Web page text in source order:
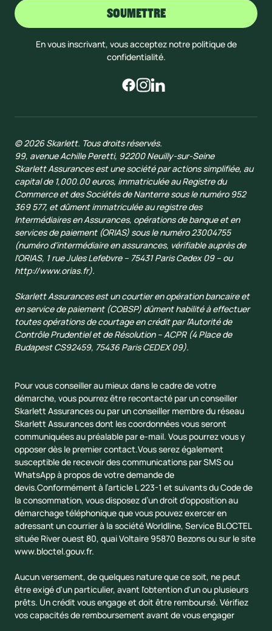
En vous inscrivant, vous acceptez notre politique de
confidentialité.
© 2026 Skarlett. Tous droits réservés.
99, avenue Achille Peretti, 92200 Neuilly-sur-Seine
Skarlett Assurances est une société par actions simplifiée, au
capital de 1,000.00 euros, immatriculée au Registre du
Commerce et des Sociétés de Nanterre sous le numéro 952
369 577, et dûment immatriculée au registre des
Intermédiaires en Assurances, opérations de banque et en
services de paiement (ORIAS) sous le numéro 23004755
(numéro d’intermédiaire en assurances, vérifiable auprès de
l’ORIAS, 1 rue Jules Lefebvre – 75431 Paris Cedex 09 – ou
http://www.orias.fr).
Skarlett Assurances est un courtier en opération bancaire et
en service de paiement (COBSP) dûment habilité à effectuer
toutes opérations de courtage en crédit par l'Autorité de
Contrôle Prudentiel et de Résolution – ACPR (4 Place de
Budapest CS92459, 75436 Paris CEDEX 09).
Pour vous conseiller au mieux dans le cadre de votre
démarche, vous pourrez être recontacté par un conseiller
Skarlett Assurances ou par un conseiller membre du réseau
Skarlett Assurances dont les coordonnées vous seront
communiquées au préalable par e-mail. Vous pourrez vous y
opposer dès le premier contact.Vous serez également
susceptible de recevoir des communications par SMS ou
WhatsApp à propos de votre demande de
devis.Conformément à l’article L 223-1 et suivants du Code de
la consommation, vous disposez d’un droit d’opposition au
démarchage téléphonique que vous pouvez exercer en
adressant un courrier à la société Worldline, Service BLOCTEL
située River ouest 80, quai Voltaire 95870 Bezons ou sur le site
www.bloctel.gouv.fr.
Aucun versement, de quelques nature que ce soit, ne peut
être exigé d'un particulier, avant l'obtention d'un ou plusieurs
prêts. Un crédit vous engage et doit être remboursé. Vérifiez
vos capacités de remboursement avant de vous engager